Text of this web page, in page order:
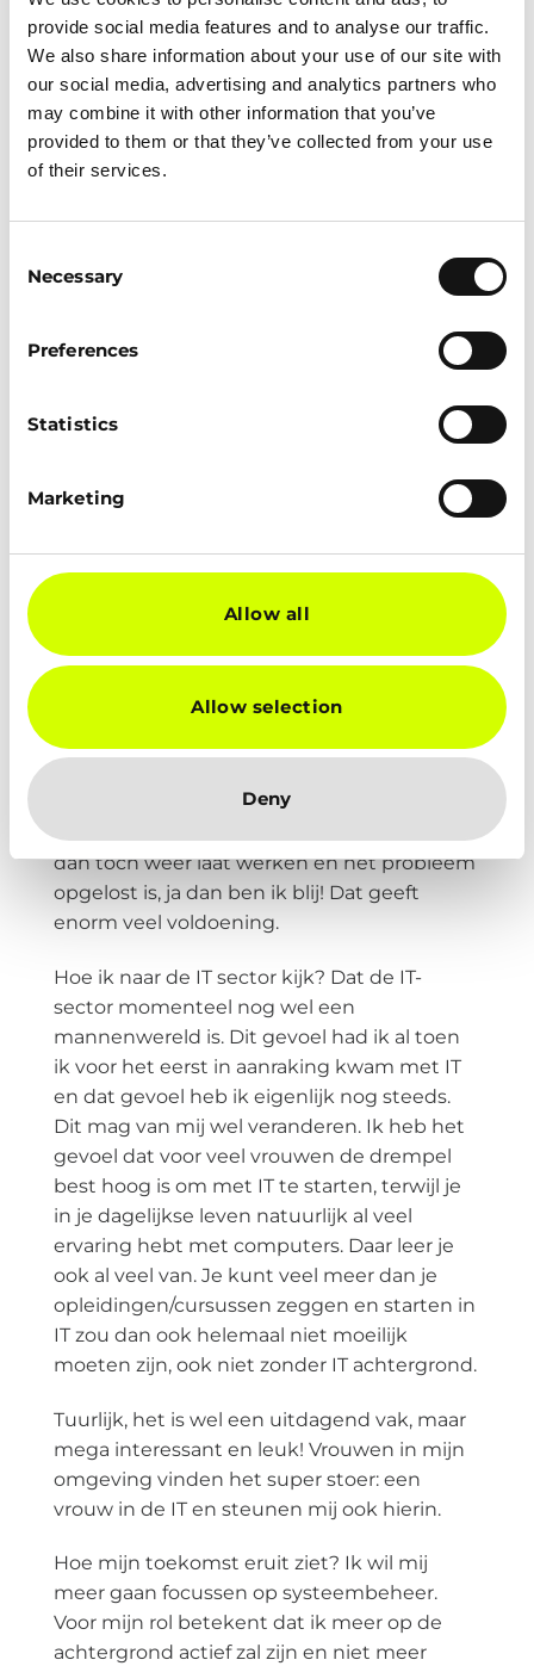
provide social media features and to analyse our traffic.
We also share information about your use of our site with
our social media, advertising and analytics partners who
may combine it with other information that you’ve
provided to them or that they’ve collected from your use
of their services.
Selection
Necessary
Preferences
Statistics
Marketing
Allow all
Allow selection
Deny
dat je op zoek gaat naar de oorzaak van
diverse problemen en hier een passende
oplossing voor moet vinden. Ik haal enorm
veel energie uit het oplossen van de
‘waarom’ vraag (waarom werkt iets niet?).
Uiteindelijk was ik 37 toen ik mijn opleiding
jaar ervaring kunnen hebben, waar had ik nu
terugdraaien en ik neem nu ook veel andere
chagrijnig en gooien ze nog net niet hun
toch weer laat werken en het probleem
opgelost is, ja dan ben ik blij!’’
puur en alleen interesse in hardware. Dit
vind ik nu nog steeds wel leuk maar niet als
helpdeskmedewerker bij DICTU in Zwolle.
Het is heel tof om mensen blij te maken als
ze meestal chagrijnig en gooien ze nog net
niet hun computer uit het raam. Als ik het
dan toch weer laat werken en het probleem
opgelost is, ja dan ben ik blij! Dat geeft
enorm veel voldoening.
Hoe ik naar de IT sector kijk? Dat de IT-
sector momenteel nog wel een
mannenwereld is. Dit gevoel had ik al toen
ik voor het eerst in aanraking kwam met IT
en dat gevoel heb ik eigenlijk nog steeds.
Dit mag van mij wel veranderen. Ik heb het
gevoel dat voor veel vrouwen de drempel
best hoog is om met IT te starten, terwijl je
in je dagelijkse leven natuurlijk al veel
ervaring hebt met computers. Daar leer je
ook al veel van. Je kunt veel meer dan je
opleidingen/cursussen zeggen en starten in
IT zou dan ook helemaal niet moeilijk
moeten zijn, ook niet zonder IT achtergrond.
Tuurlijk, het is wel een uitdagend vak, maar
mega interessant en leuk! Vrouwen in mijn
omgeving vinden het super stoer: een
vrouw in de IT en steunen mij ook hierin.
Hoe mijn toekomst eruit ziet? Ik wil mij
meer gaan focussen op systeembeheer.
Voor mijn rol betekent dat ik meer op de
achtergrond actief zal zijn en niet meer